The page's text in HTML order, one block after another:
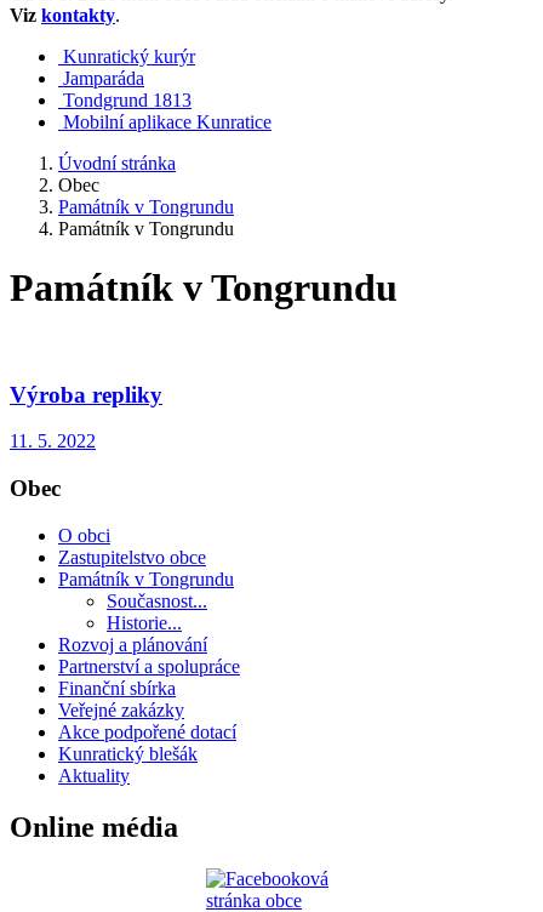
Viz kontakty.
Kunratický kurýr
Jamparáda
Tondgrund 1813
Mobilní aplikace Kunratice
Úvodní stránka
Obec
Památník v Tongrundu
Památník v Tongrundu
Památník v Tongrundu
Výroba repliky
11. 5. 2022
Obec
O obci
Zastupitelstvo obce
Památník v Tongrundu
Současnost...
Historie...
Rozvoj a plánování
Partnerství a spolupráce
Finanční sbírka
Veřejné zakázky
Akce podpořené dotací
Kunratický blešák
Aktuality
Online média